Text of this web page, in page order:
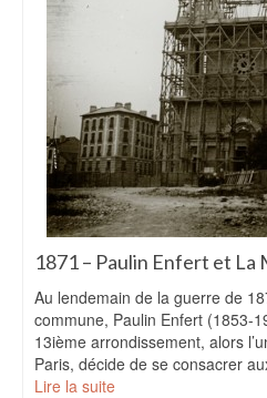
1871 – Paulin Enfert et La
Au lendemain de la guerre de
commune, Paulin Enfert (1853-
13ième arrondissement, alors
Paris, décide de se consacrer
Lire la suite